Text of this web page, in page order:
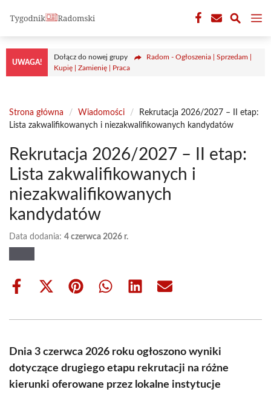
treści
UWAGA!
Dołącz do nowej grupy
Radom - Ogłoszenia | Sprzedam |
Kupię | Zamienię | Praca
Strona główna / Wiadomości /
Rekrutacja 2026/2027 – II etap:
Lista zakwalifikowanych i niezakwalifikowanych kandydatów
Rekrutacja 2026/2027 – II etap:
Lista zakwalifikowanych i
niezakwalifikowanych
kandydatów
Data dodania: 4 czerwca 2026 r.
Share
Share
(Twitter)
Share Share Share Share
Dnia 3 czerwca 2026 roku ogłoszono wyniki
dotyczące drugiego etapu rekrutacji na różne
kierunki oferowane przez lokalne instytucje